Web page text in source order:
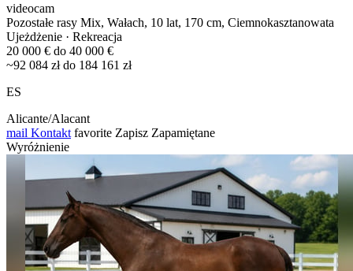
videocam
Pozostałe rasy Mix, Wałach, 10 lat, 170 cm, Ciemnokasztanowata
Ujeżdżenie · Rekreacja
20 000 € do 40 000 €
~92 084 zł do 184 161 zł
ES
Alicante/Alacant
mail Kontakt favorite Zapisz Zapamiętane
Wyróżnienie